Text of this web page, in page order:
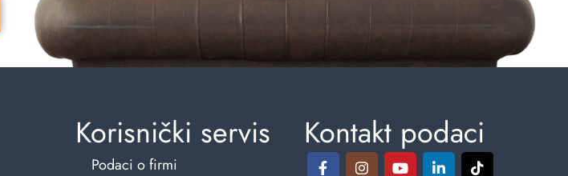
Korisnički servis
Podaci o firmi
Kontakt podaci